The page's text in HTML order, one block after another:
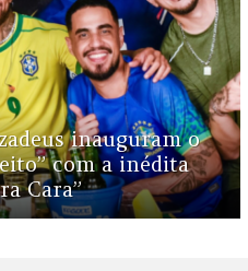
inauguram o
com a inédita
Cara”